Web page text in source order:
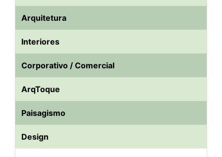
Arquitetura
Interiores
Corporativo / Comercial
ArqToque
Paisagismo
Design